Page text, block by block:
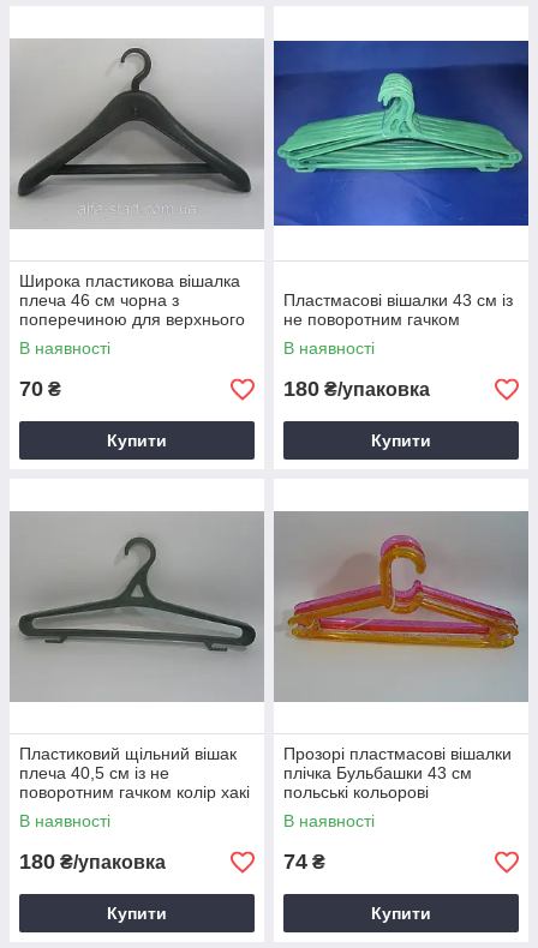
Широка пластикова вішалка
плеча 46 см чорна з
поперечиною для верхнього
одягу
В наявності
70 ₴
Купити
Пластмасові вішалки 43 см із
не поворотним гачком
В наявності
180 ₴/упаковка
Купити
Пластиковий щільний вішак
плеча 40,5 см із не
поворотним гачком колір хакі
В наявності
180 ₴/упаковка
Купити
Прозорі пластмасові вішалки
плічка Бульбашки 43 см
польські кольорові
В наявності
74 ₴
Купити